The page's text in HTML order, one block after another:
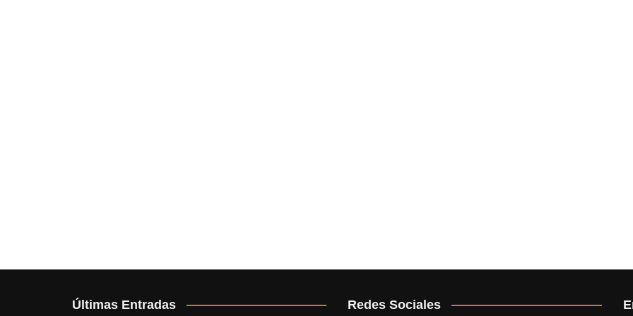
Últimas Entradas Redes Sociales